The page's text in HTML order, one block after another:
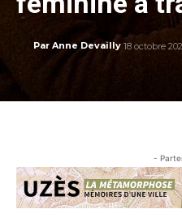
Par Anne Devailly 18 octobre
-